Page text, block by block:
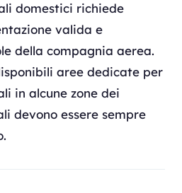
domestici richiede
valida e
della compagnia aerea.
aree dedicate per
in alcune zone dei
devono essere sempre